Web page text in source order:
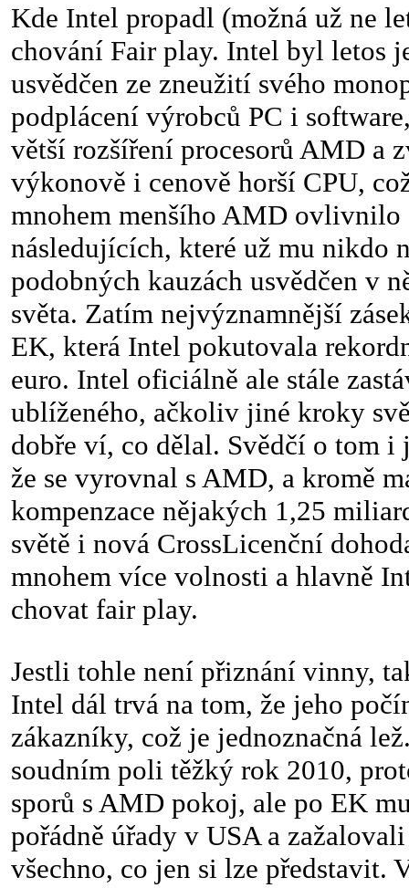
Kde Intel propadl (možná už ne
chování Fair play. Intel byl letos
usvědčen ze zneužití svého
podplácení výrobců PC i
větší rozšíření procesorů AMD a
výkonově i cenově horší CPU,
mnohem menšího AMD ovlivnilo
následujících, které už mu nikdo
podobných kauzách usvědčen v
světa. Zatím nejvýznamnější
EK, která Intel pokutovala
euro. Intel oficiálně ale stále
ublíženého, ačkoliv jiné kroky
dobře ví, co dělal. Svědčí o tom
že se vyrovnal s AMD, a kromě
kompenzace nějakých 1,25
světě i nová CrossLicenční
mnohem více volnosti a hlavně
chovat fair play.
Jestli tohle není přiznání vinny,
Intel dál trvá na tom, že jeho
zákazníky, což je jednoznačná
soudním poli těžký rok 2010,
sporů s AMD pokoj, ale po EK
pořádně úřady v USA a
všechno, co jen si lze představit.